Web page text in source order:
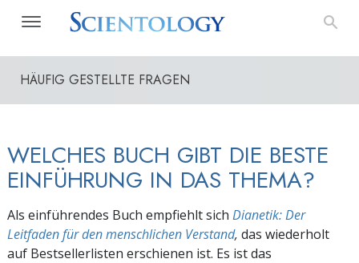
HÄUFIG GESTELLTE FRAGEN
WELCHES BUCH GIBT DIE BESTE
EINFÜHRUNG IN DAS THEMA?
Als einführendes Buch empfiehlt sich Dianetik: Der
Leitfaden für den menschlichen Verstand, das wiederholt
auf Bestsellerlisten erschienen ist. Es ist das